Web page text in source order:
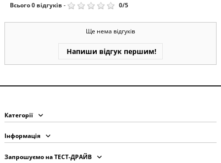
Всього0 відгуків - 0/5
Ще нема відгуків
Напиши відгук першим!
Категорії
Інформація
Запрошуємо на ТЕСТ-ДРАЙВ